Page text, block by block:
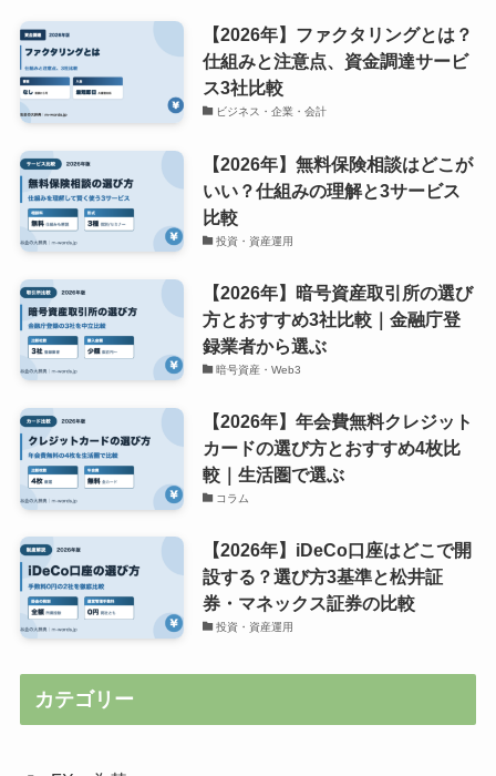
【2026年】ファクタリングとは？
仕組みと注意点、資金調達サービ
ス3社比較
ビジネス・企業・会計
【2026年】無料保険相談はどこが
いい？仕組みの理解と3サービス
比較
投資・資産運用
【2026年】暗号資産取引所の選び
方とおすすめ3社比較｜金融庁登
録業者から選ぶ
暗号資産・Web3
【2026年】年会費無料クレジット
カードの選び方とおすすめ4枚比
較｜生活圏で選ぶ
コラム
【2026年】iDeCo口座はどこで開
設する？選び方3基準と松井証
券・マネックス証券の比較
投資・資産運用
カテゴリー